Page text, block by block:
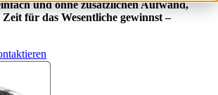
und ohne zusätzlichen Aufwand,
Zeit für das Wesentliche gewinnst –